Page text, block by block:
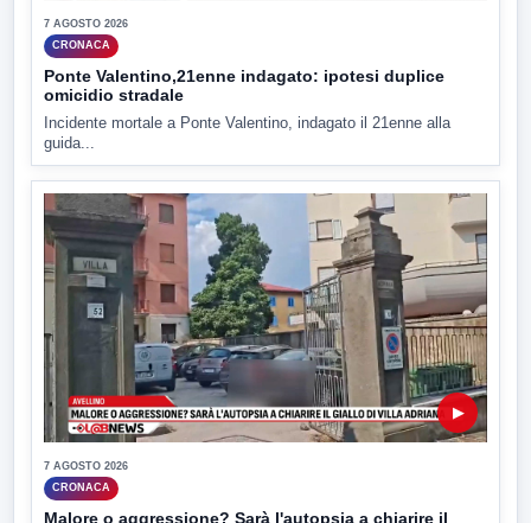
7 AGOSTO 2026
CRONACA
Ponte Valentino,21enne indagato: ipotesi duplice
omicidio stradale
Incidente mortale a Ponte Valentino, indagato il 21enne alla
guida...
▶
7 AGOSTO 2026
CRONACA
Malore o aggressione? Sarà l'autopsia a chiarire il